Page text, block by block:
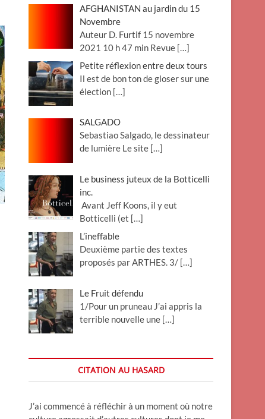
AFGHANISTAN au jardin du 15
Novembre
Auteur D. Furtif 15 novembre
2021 10 h 47 min Revue […]
Petite réflexion entre deux tours
Il est de bon ton de gloser sur une
élection […]
SALGADO
Sebastiao Salgado, le dessinateur
de lumière Le site […]
Le business juteux de la Botticelli
inc.
Avant Jeff Koons, il y eut
Botticelli (et […]
L’ineffable
Deuxième partie des textes
proposés par ARTHES. 3/ […]
Le Fruit défendu
1/Pour un pruneau J’ai appris la
terrible nouvelle une […]
CITATION AU HASARD
J’ai commencé à réfléchir à un moment où notre